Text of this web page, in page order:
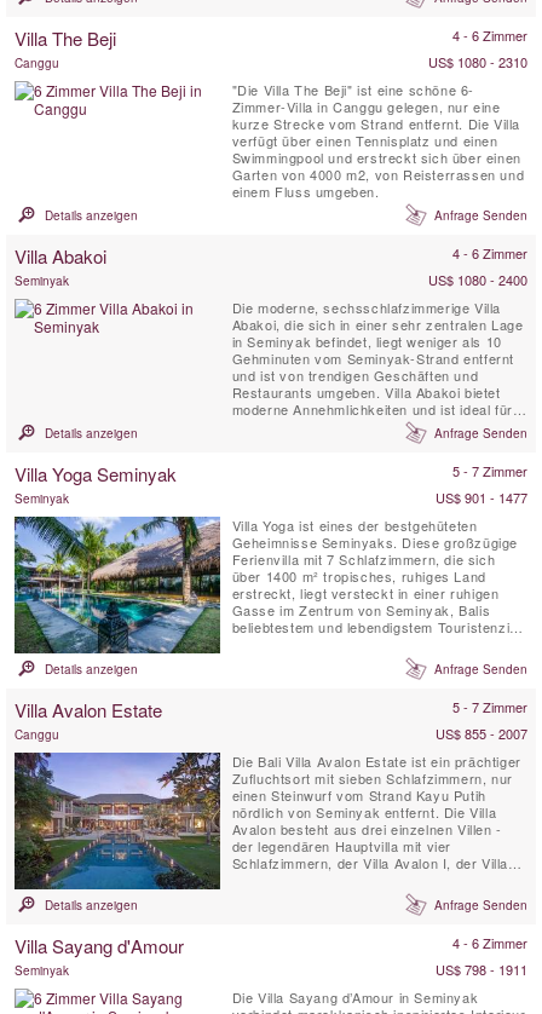
privaten Bungalows an und bietet so die
Momenten und persönlicher Privatsphäre.
Genießen Sie ein köstliches Abendessen,
Villa The Beji 4 - 6 Zimmer
Canggu
US$ 1080 - 2310
"Die Villa The Beji" ist eine schöne 6-
Zimmer-Villa in Canggu gelegen, nur eine
kurze Strecke vom Strand entfernt. Die Villa
verfügt über einen Tennisplatz und einen
Swimmingpool und erstreckt sich über einen
Garten von 4000 m2, von Reisterrassen und
einem Fluss umgeben.
Details anzeigen Anfrage Senden
Villa Abakoi 4 - 6 Zimmer
Seminyak
US$ 1080 - 2400
Die moderne, sechsschlafzimmerige Villa
Abakoi, die sich in einer sehr zentralen Lage
in Seminyak befindet, liegt weniger als 10
Gehminuten vom Seminyak-Strand entfernt
und ist von trendigen Geschäften und
Restaurants umgeben. Villa Abakoi bietet
moderne Annehmlichkeiten und ist ideal für
Familien oder Freunde, die einen
gemeinsamen Urlaub genießen möchten. Zu
Frühstück, kostenloses WLAN, klimatisierte
Details anzeigen Anfrage Senden
Villa Yoga Seminyak 5 - 7 Zimmer
Seminyak
US$ 901 - 1477
Villa Yoga ist eines der bestgehüteten
Geheimnisse Seminyaks. Diese großzügige
Ferienvilla mit 7 Schlafzimmern, die sich
über 1400 m² tropisches, ruhiges Land
erstreckt, liegt versteckt in einer ruhigen
Gasse im Zentrum von Seminyak, Balis
beliebtestem und lebendigstem Touristenziel.
bereits verrät, ein Traum für Yogis und
Yoginis ist, die eine Yoga-Retreat auf der
Details anzeigen Anfrage Senden
Villa Avalon Estate 5 - 7 Zimmer
Canggu
US$ 855 - 2007
Die Bali Villa Avalon Estate ist ein prächtiger
Zufluchtsort mit sieben Schlafzimmern, nur
einen Steinwurf vom Strand Kayu Putih
nördlich von Seminyak entfernt. Die Villa
Avalon besteht aus drei einzelnen Villen -
der legendären Hauptvilla mit vier
Schlafzimmern, der Villa Avalon I, der Villa
Villa Avalon III mit einem Schlafzimmer. Jede
Villa befindet sich in einem wunderschön
Details anzeigen Anfrage Senden
Villa Sayang d'Amour 4 - 6 Zimmer
Seminyak
US$ 798 - 1911
Die Villa Sayang d’Amour in Seminyak